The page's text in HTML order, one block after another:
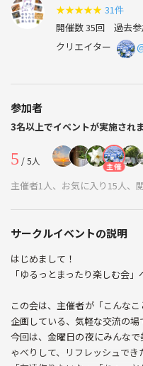
★★★★★ 31件
開催数 35回 過去参
クリエイター
参加者
3名以上でイベントが実施され
5 / 5人 主催
主催者1人、お気に入り15人、
サークルイベントの説明
はじめまして！
「ゆるっとまったり楽しむ会」
この会は、主催者が「こんな
企画している、気軽な交流の
今回は、金曜日の夜にみんな
ゃべりして、リフレッシュで